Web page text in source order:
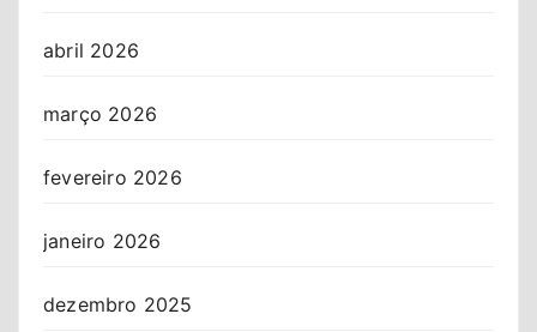
abril 2026
março 2026
fevereiro 2026
janeiro 2026
dezembro 2025